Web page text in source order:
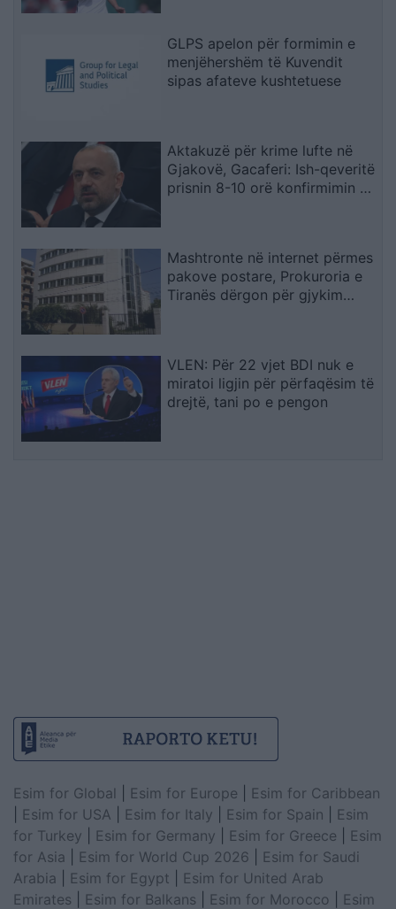
GLPS apelon për formimin e
menjëhershëm të Kuvendit
sipas afateve kushtetuese
Aktakuzë për krime lufte në
Gjakovë, Gacaferi: Ish-qeveritë
prisnin 8-10 orë konfirmimin e
Mashtronte në internet përmes
pakove postare, Prokuroria e
Tiranës dërgon për gjykim
VLEN: Për 22 vjet BDI nuk e
miratoi ligjin për përfaqësim të
drejtë, tani po e pengon
Esim for Global Esim for Europe
Esim for Caribbean
Esim for USA Esim for Italy Esim for Spain
Esim
for Turkey
Esim for Germany Esim for Greece
Esim
for Asia
Esim for World Cup 2026
Esim for Saudi
Arabia
Esim for Egypt
Esim for United Arab
Emirates
Esim for Balkans Esim for Morocco
Esim